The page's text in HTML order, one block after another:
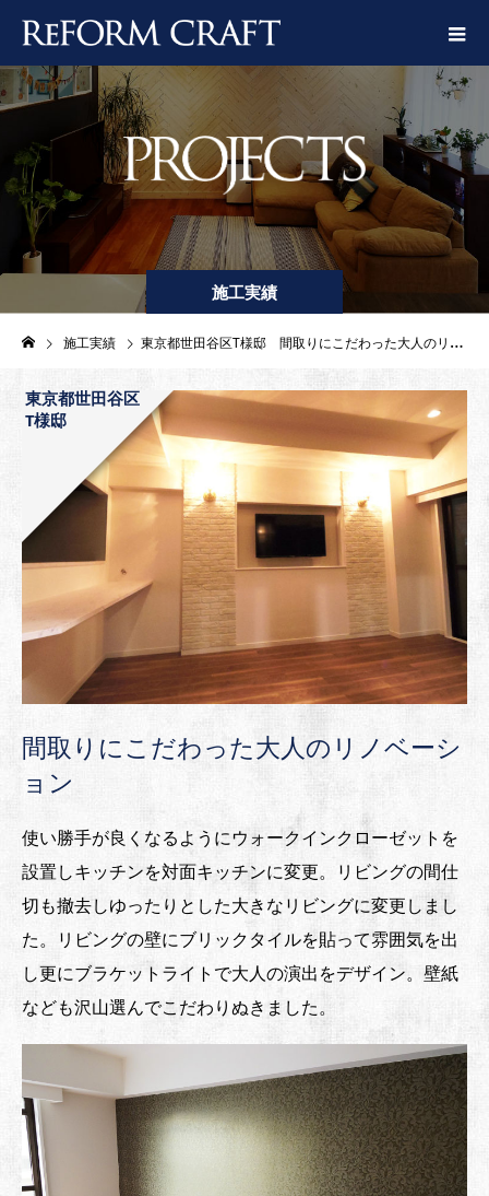
施工実績
施工実績 東京都世田谷区T様邸 間取りにこだわった大人のリノベーション
東京都世田谷区
T様邸
間取りにこだわった大人のリノベーシ
ョン
使い勝手が良くなるようにウォークインクローゼットを
設置しキッチンを対面キッチンに変更。リビングの間仕
切も撤去しゆったりとした大きなリビングに変更しまし
た。リビングの壁にブリックタイルを貼って雰囲気を出
し更にブラケットライトで大人の演出をデザイン。壁紙
なども沢山選んでこだわりぬきました。